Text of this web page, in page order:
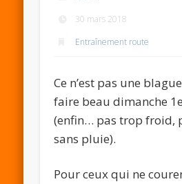
30 mars 2018
Entraînement route
Ce n’est pas une
faire beau dimanche
(enfin… pas trop froid,
sans pluie).
Pour ceux qui ne